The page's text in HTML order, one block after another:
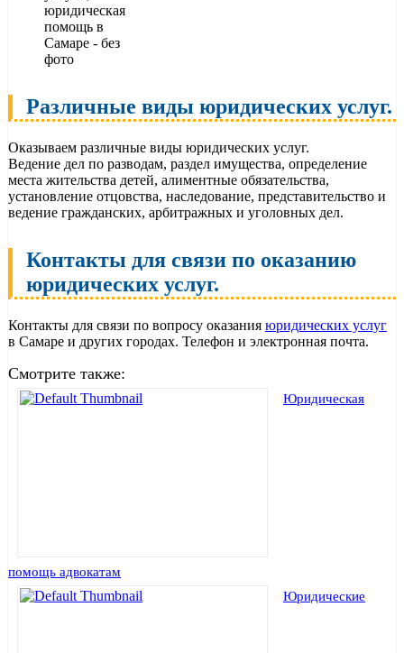
юридическая
помощь в
Самаре - без
фото
Различные виды юридических услуг.
Оказываем различные виды юридических услуг.
Ведение дел по разводам, раздел имущества, определение
места жительства детей, алиментные обязательства,
установление отцовства, наследование, представительство и
ведение гражданских, арбитражных и уголовных дел.
Контакты для связи по оказанию
юридических услуг.
Контакты для связи по вопросу оказания юридических услуг
в Самаре и других городах. Телефон и электронная почта.
Смотрите также:
Юридическая
помощь адвокатам
Юридические